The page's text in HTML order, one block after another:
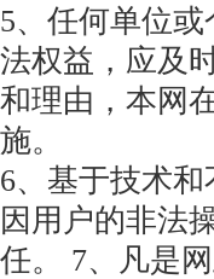
5、任何单位
法权益，应及
和理由，本网
施。
6、基于技术
因用户的非法
任。 7、凡是